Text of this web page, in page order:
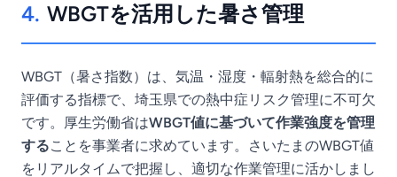
4. WBGTを活用した暑さ管理
WBGT（暑さ指数）は、気温・湿度・輻射熱を総合的に
評価する指標で、埼玉県での熱中症リスク管理に不可欠
です。厚生労働省はWBGT値に基づいて作業強度を管理
することを事業者に求めています。さいたまのWBGT値
をリアルタイムで把握し、適切な作業管理に活かしまし